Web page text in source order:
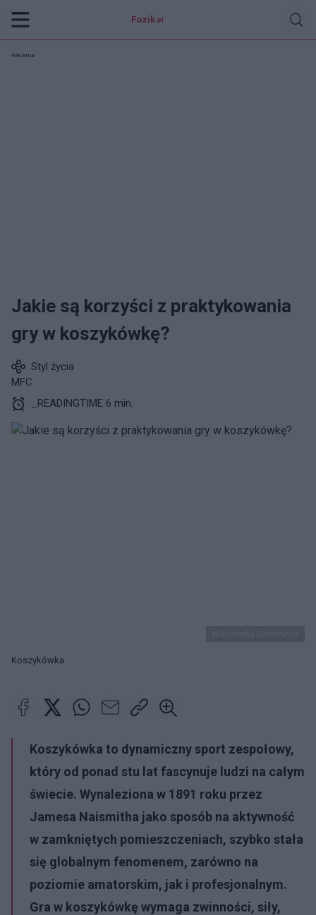
Fozik .pl
Reklama:
Jakie są korzyści z praktykowania
gry w koszykówkę?
Styl życia
MFC
_READINGTIME 6 min.
Koszykówka
Koszykówka to dynamiczny sport zespołowy,
który od ponad stu lat fascynuje ludzi na całym
świecie. Wynaleziona w 1891 roku przez
Jamesa Naismitha jako sposób na aktywność
w zamkniętych pomieszczeniach, szybko stała
się globalnym fenomenem, zarówno na
poziomie amatorskim, jak i profesjonalnym.
Gra w koszykówkę wymaga zwinności, siły,